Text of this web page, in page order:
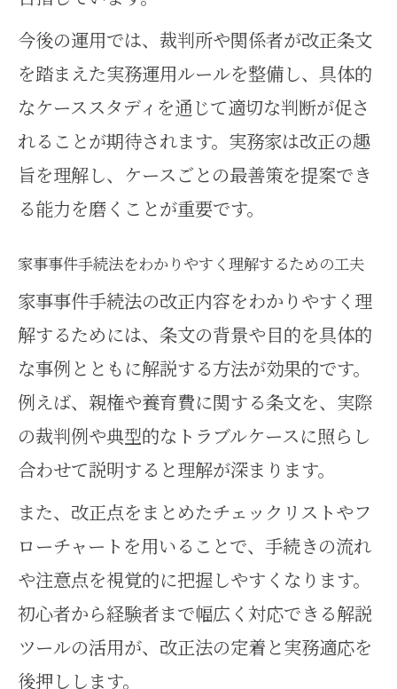
今後の運用では、裁判所や関係者が改正条文
を踏まえた実務運用ルールを整備し、具体的
なケーススタディを通じて適切な判断が促さ
れることが期待されます。実務家は改正の趣
旨を理解し、ケースごとの最善策を提案でき
る能力を磨くことが重要です。
家事事件手続法をわかりやすく理解するための工夫
家事事件手続法の改正内容をわかりやすく理
解するためには、条文の背景や目的を具体的
な事例とともに解説する方法が効果的です。
例えば、親権や養育費に関する条文を、実際
の裁判例や典型的なトラブルケースに照らし
合わせて説明すると理解が深まります。
また、改正点をまとめたチェックリストやフ
ローチャートを用いることで、手続きの流れ
や注意点を視覚的に把握しやすくなります。
初心者から経験者まで幅広く対応できる解説
ツールの活用が、改正法の定着と実務適応を
後押しします。